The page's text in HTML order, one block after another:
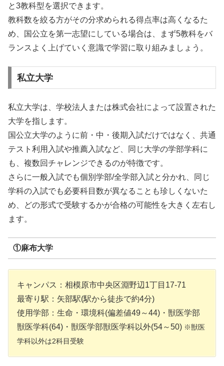
と3教科型を選択できます。
教科数を絞る方がその分求められる得点率は高くなるた
め、国公立を第一志望にしている場合は、まず5教科をバ
ランスよく上げていく意識で学習に取り組みましょう。
私立大学
私立大学は、学校法人または株式会社によって設置された
大学を指します。
国公立大学のように前・中・後期入試だけではなく、共通
テスト利用入試や推薦入試など、同じ大学の学部学科に
も、複数回チャレンジできるのが特徴です。
さらに一般入試でも個別学部/全学部入試と分かれ、同じ
学科の入試でも必要科目数が異なることも珍しくないた
め、どの形式で受験するかが合格の可能性を大きく左右し
ます。
①麻布大学
キャンパス：相模原市中央区淵野辺1丁目17-71
最寄り駅：矢部駅(駅から徒歩で約4分)
使用学部：生命・環境科(偏差値49～44)・獣医学部
獣医学科(64)・獣医学部獣医学科以外(54～50) ※獣医
学科以外は2科目受験